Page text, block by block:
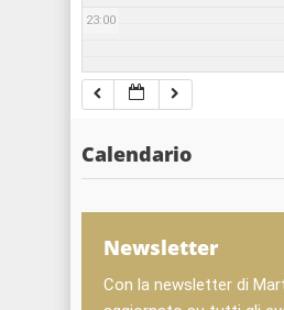
23:00
Calendario
Newsletter
Con la newsletter di